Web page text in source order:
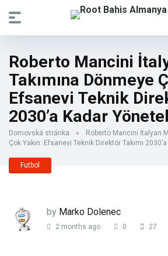
Roberto Mancini
Takımına Dönmeye
Efsanevi Teknik
2030’a Kadar
Domovská stránka »
Roberto Mancini İtalyan
Çok Yakın: Efsanevi Teknik Direktör Takımı
Futbol
by Marko Dolenec
2 months ago 0 27